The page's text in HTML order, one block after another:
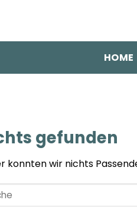
HOME
gefunden
konnten wir nichts